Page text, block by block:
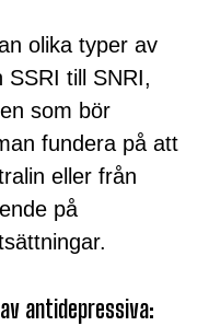
olika typer av
till SNRI,
som bör
fundera på att
eller från
på
antidepressiva: